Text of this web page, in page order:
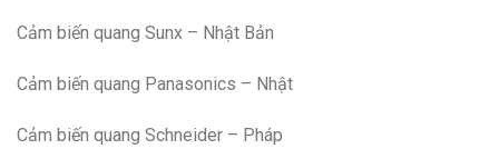
Cảm biến quang Sunx – Nhật Bản
Cảm biến quang Panasonics – Nhật
Cảm biến quang Schneider – Pháp